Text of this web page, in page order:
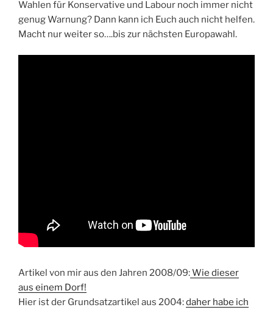
Wahlen für Konservative und Labour noch immer nicht
genug Warnung? Dann kann ich Euch auch nicht helfen.
Macht nur weiter so….bis zur nächsten Europawahl.
Artikel von mir aus den Jahren 2008/09:Wie dieser
aus einem Dorf!
Hier ist der Grundsatzartikel aus 2004:daher habe ich